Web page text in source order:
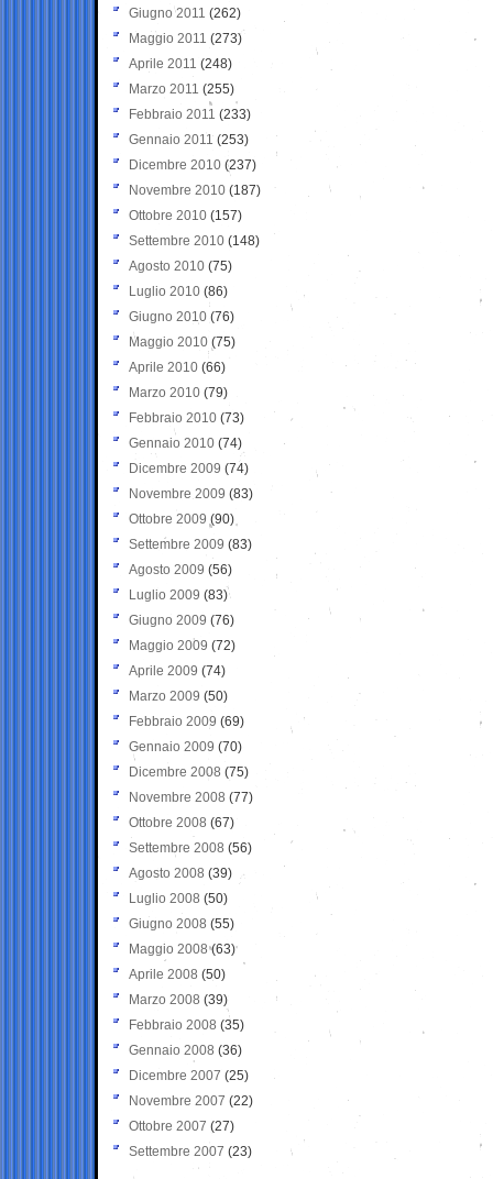
Giugno 2011 (262)
Maggio 2011 (273)
Aprile 2011 (248)
Marzo 2011 (255)
Febbraio 2011 (233)
Gennaio 2011 (253)
Dicembre 2010 (237)
Novembre 2010 (187)
Ottobre 2010 (157)
Settembre 2010 (148)
Agosto 2010 (75)
Luglio 2010 (86)
Giugno 2010 (76)
Maggio 2010 (75)
Aprile 2010 (66)
Marzo 2010 (79)
Febbraio 2010 (73)
Gennaio 2010 (74)
Dicembre 2009 (74)
Novembre 2009 (83)
Ottobre 2009 (90)
Settembre 2009 (83)
Agosto 2009 (56)
Luglio 2009 (83)
Giugno 2009 (76)
Maggio 2009 (72)
Aprile 2009 (74)
Marzo 2009 (50)
Febbraio 2009 (69)
Gennaio 2009 (70)
Dicembre 2008 (75)
Novembre 2008 (77)
Ottobre 2008 (67)
Settembre 2008 (56)
Agosto 2008 (39)
Luglio 2008 (50)
Giugno 2008 (55)
Maggio 2008(63)
Aprile 2008 (50)
Marzo 2008 (39)
Febbraio 2008 (35)
Gennaio 2008 (36)
Dicembre 2007 (25)
Novembre 2007 (22)
Ottobre 2007 (27)
Settembre 2007 (23)